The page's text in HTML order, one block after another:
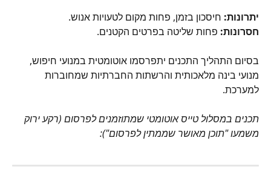
יתרונות: חיסכון בזמן, פחות מקום לטעויות אנוש.
חסרונות: פחות שליטה בפרטים הקטנים.
בסיום התהליך התכנים יתפרסמו אוטומטית במנועי חיפוש,
מנועי בינה מלאכותית והרשתות החברתיות שמחוברות
למערכת.
תכנים במסלול טייס אוטומטי שמתוזמנים לפרסום (רקע ירוק
משמעו "תוכן מאושר שממתין לפרסום"):